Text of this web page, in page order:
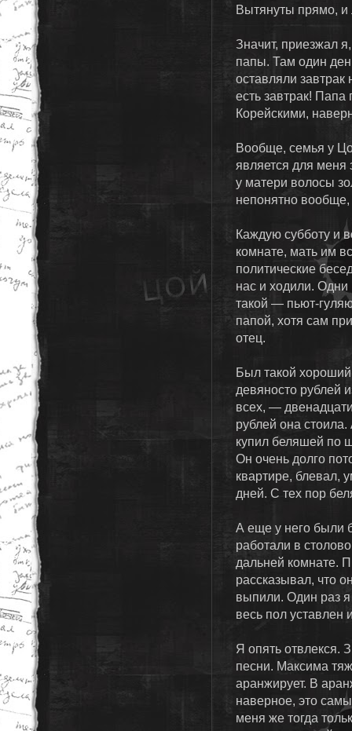
Вытянуты прямо,
Значит, приезжал
папы. Там один
оставляли завтрак
есть завтрак!
Корейскими,
Вообще, семья у
является для меня
у матери волосы
непонятно вообще,
Каждую субботу и
комнате, мать им
политические
нас и ходили.
такой — пьют-
папой, хотя сам
отец.
Был такой
девяносто рублей
всех, —
рублей она
купил беляшей по
Он очень долго
квартире, блевал,
дней. С тех пор
А еще у него были
работали в
дальней комнате.
рассказывал, что
выпили. Один раз я
весь пол уставлен
Я опять отвлекся.
песни. Максима
аранжирует. В
наверное, это
меня же тогда